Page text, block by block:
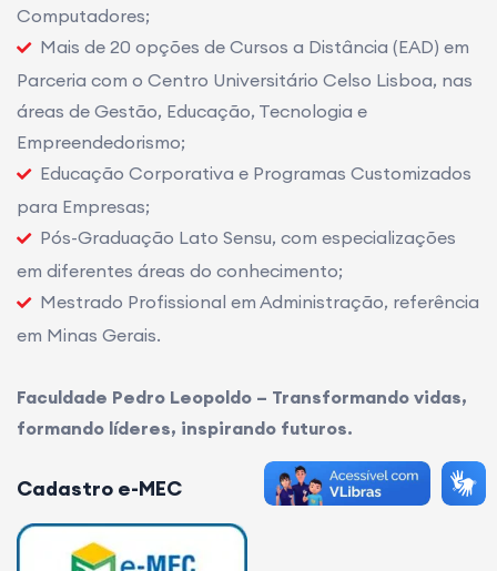
Computadores;
Mais de 20 opções de Cursos a Distância (EAD) em
Parceria com o Centro Universitário Celso Lisboa, nas
áreas de Gestão, Educação, Tecnologia e
Empreendedorismo;
Educação Corporativa e Programas Customizados
para Empresas;
Pós-Graduação Lato Sensu, com especializações
em diferentes áreas do conhecimento;
Mestrado Profissional em Administração, referência
em Minas Gerais.
Faculdade Pedro Leopoldo – Transformando vidas,
formando líderes, inspirando futuros.
Cadastro e-MEC